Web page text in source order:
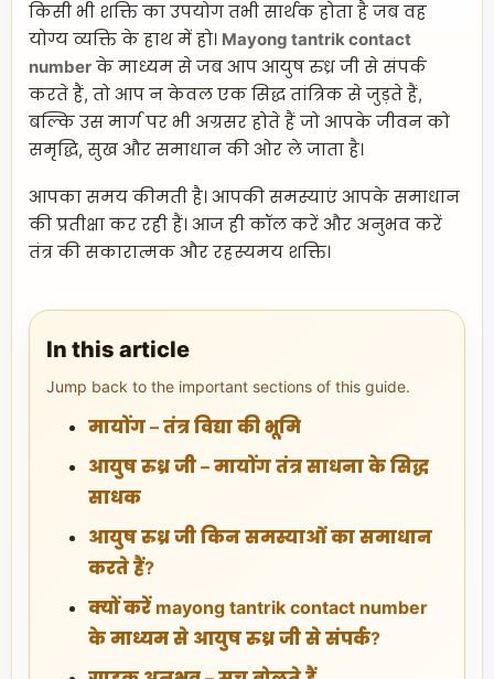
किसी भी शक्ति का उपयोग तभी सार्थक होता है जब वह
योग्य व्यक्ति के हाथ में हो। Mayong tantrik contact
number के माध्यम से जब आप आयुष रुध्र जी से संपर्क
करते हैं, तो आप न केवल एक सिद्ध तांत्रिक से जुड़ते हैं,
बल्कि उस मार्ग पर भी अग्रसर होते हैं जो आपके जीवन को
समृद्धि, सुख और समाधान की ओर ले जाता है।
आपका समय कीमती है। आपकी समस्याएं आपके समाधान
की प्रतीक्षा कर रही हैं। आज ही कॉल करें और अनुभव करें
तंत्र की सकारात्मक और रहस्यमय शक्ति।
In this article
Jump back to the important sections of this guide.
मायोंग – तंत्र विद्या की भूमि
आयुष रुध्र जी – मायोंग तंत्र साधना के सिद्ध
साधक
आयुष रुध्र जी किन समस्याओं का समाधान
करते हैं?
क्यों करें mayong tantrik contact number
के माध्यम से आयुष रुध्र जी से संपर्क?